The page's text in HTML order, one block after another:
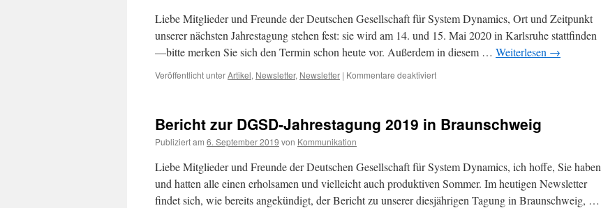
Liebe Mitglieder und Freunde der Deutschen Gesellschaft für System Dynamics, Ort und Zeitpunkt
unserer nächsten Jahrestagung stehen fest: sie wird am 14. und 15. Mai 2020 in Karlsruhe stattfinden
—bitte merken Sie sich den Termin schon heute vor. Außerdem in diesem … Weiterlesen →
Veröffentlicht unterArtikel, Newsletter, Newsletter | Kommentare deaktiviertfür
Bericht zur DGSD-Jahrestagung 2019 in Braunschweig
Publiziert am 6. September 2019 von Kommunikation
Liebe Mitglieder und Freunde der Deutschen Gesellschaft für System Dynamics, ich hoffe, Sie haben
und hatten alle einen erholsamen und vielleicht auch produktiven Sommer. Im heutigen Newsletter
findet sich, wie bereits angekündigt, der Bericht zu unserer diesjährigen Tagung in Braunschweig, …